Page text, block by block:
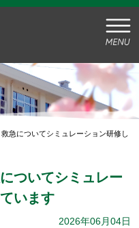
救急についてシミュレーション研修し
ついてシミュレー
います
2026年06月04日